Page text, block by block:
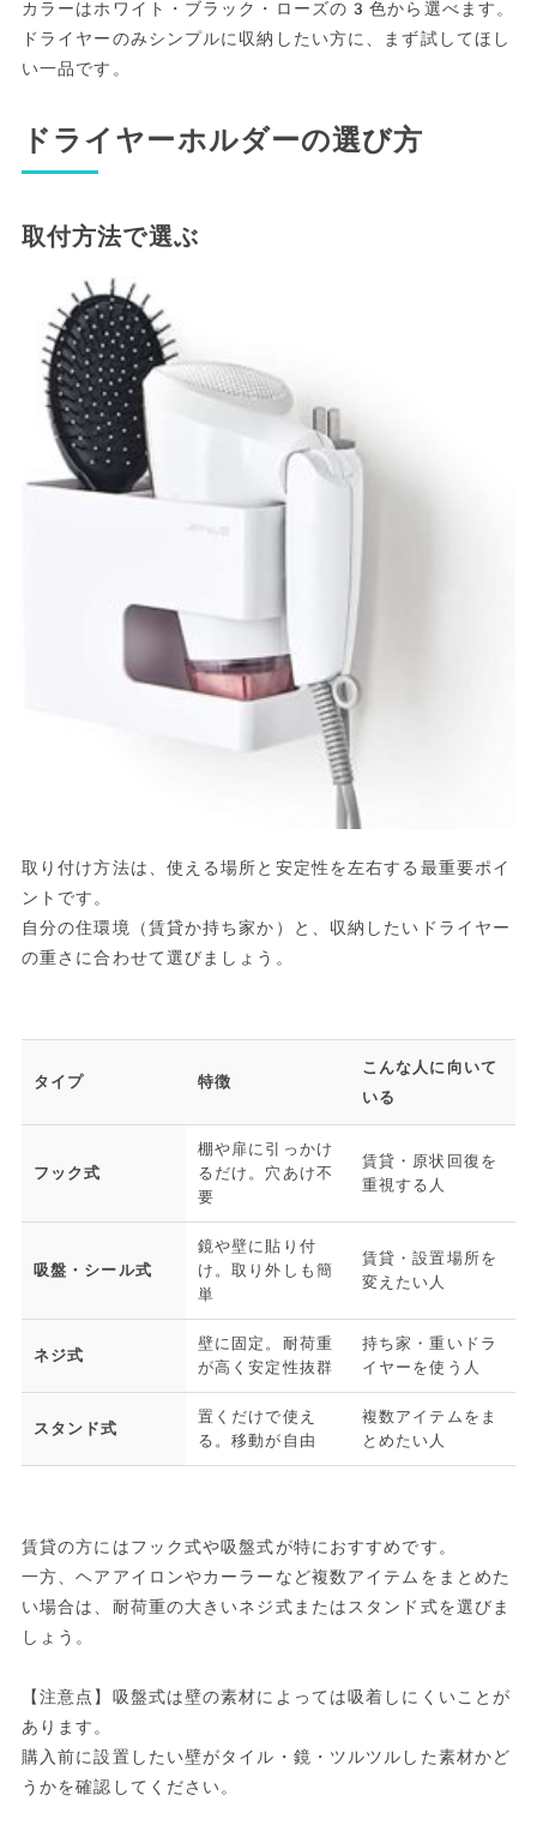
カラーはホワイト・ブラック・ローズの3色から選べます。
ドライヤーのみシンプルに収納したい方に、まず試してほし
い一品です。
ドライヤーホルダーの選び方
取付方法で選ぶ
取り付け方法は、使える場所と安定性を左右する最重要ポイ
ントです。
自分の住環境（賃貸か持ち家か）と、収納したいドライヤー
の重さに合わせて選びましょう。
タイプ 特徴
こんな人に向いて
いる
フック式
棚や扉に引っかけ
るだけ。穴あけ不
要
賃貸・原状回復を
重視する人
吸盤・シール式
鏡や壁に貼り付
け。取り外しも簡
単
賃貸・設置場所を
変えたい人
ネジ式
壁に固定。耐荷重
が高く安定性抜群
持ち家・重いドラ
イヤーを使う人
スタンド式
置くだけで使え
る。移動が自由
複数アイテムをま
とめたい人
賃貸の方にはフック式や吸盤式が特におすすめです。
一方、ヘアアイロンやカーラーなど複数アイテムをまとめた
い場合は、耐荷重の大きいネジ式またはスタンド式を選びま
しょう。
【注意点】吸盤式は壁の素材によっては吸着しにくいことが
あります。
購入前に設置したい壁がタイル・鏡・ツルツルした素材かど
うかを確認してください。